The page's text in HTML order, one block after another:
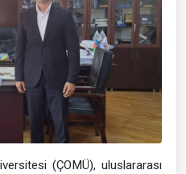
(ÇOMÜ), uluslararası